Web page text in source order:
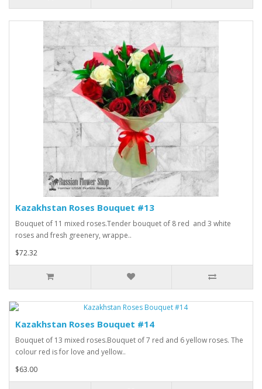
Kazakhstan Roses Bouquet #13
Bouquet of 11 mixed roses.Tender bouquet of 8 red and 3 white
roses and fresh greenery, wrappe..
$72.32
Kazakhstan Roses Bouquet #14
Bouquet of 13 mixed roses.Bouquet of 7 red and 6 yellow roses. The
colour red is for love and yellow..
$63.00